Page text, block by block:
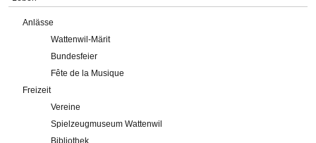
Anlässe
Wattenwil-Märit
Bundesfeier
Fête de la Musique
Freizeit
Vereine
Spielzeugmuseum Wattenwil
Bibliothek